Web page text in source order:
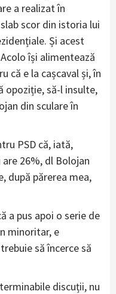
a realizat în
scor din istoria lui
Și acest
își alimentează
că e la cașcaval și, în
opoziție, să-l insulte,
din sculare în
PSD că, iată,
26%, dl Bolojan
după părerea mea,
a pus apoi o serie de
minoritar, e
să încerce să
discuții, nu